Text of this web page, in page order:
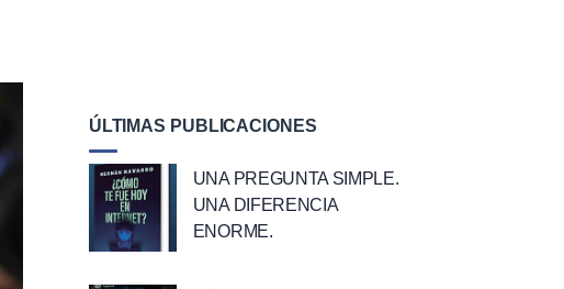
ÚLTIMAS PUBLICACIONES
UNA PREGUNTA SIMPLE.
UNA DIFERENCIA
ENORME.